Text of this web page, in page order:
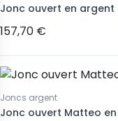
Jonc ouvert en argent
157,70 €
Joncs argent
Jonc ouvert Matteo